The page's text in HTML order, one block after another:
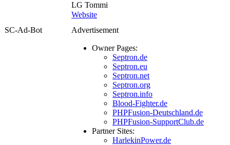
LG Tommi
Website
SC-Ad-Bot
Advertisement
Owner Pages:
Septron.de
Septron.eu
Septron.net
Septron.org
Septron.info
Blood-Fighter.de
PHPFusion-Deutschland.de
PHPFusion-SupportClub.de
Partner Sites:
HarlekinPower.de